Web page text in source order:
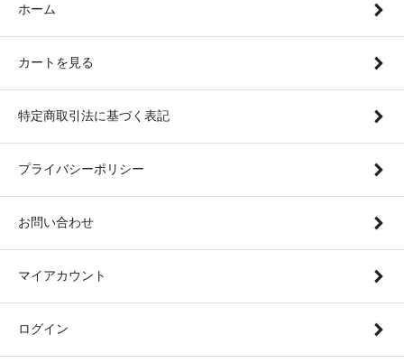
ホーム
カートを見る
特定商取引法に基づく表記
プライバシーポリシー
お問い合わせ
マイアカウント
ログイン